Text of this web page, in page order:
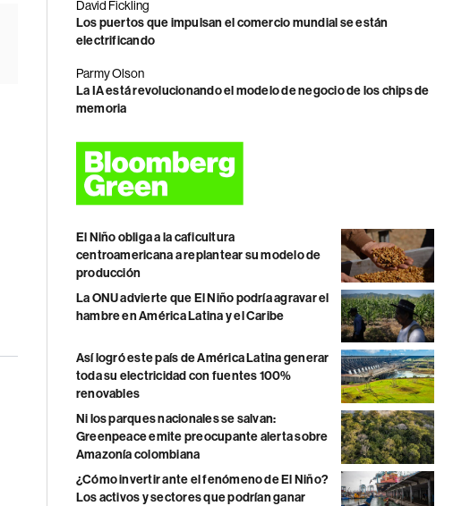
David Fickling
Los puertos que impulsan el comercio mundial se están
electrificando
Parmy Olson
La IA está revolucionando el modelo de negocio de los chips de
memoria
El Niño obliga a la caficultura
centroamericana a replantear su modelo de
producción
La ONU advierte que El Niño podría agravar el
hambre en América Latina y el Caribe
Así logró este país de América Latina generar
toda su electricidad con fuentes 100%
renovables
Ni los parques nacionales se salvan:
Greenpeace emite preocupante alerta sobre
Amazonía colombiana
¿Cómo invertir ante el fenómeno de El Niño?
Los activos y sectores que podrían ganar